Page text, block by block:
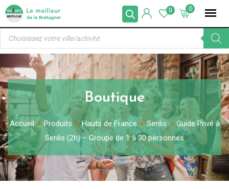
Skip
content
0
0
Recherche
produits
Boutique
Accueil Produits Hauts de France Senlis
Guide Privé à
Senlis (2h) – Groupe de 1 à 30 personnes